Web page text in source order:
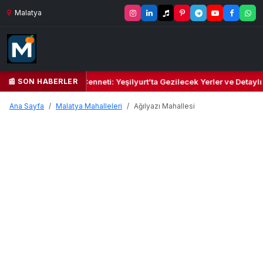
Malatya
📰 SON HABERLER
Yeşil Kalbi ve Kültür Cenneti: Yeşilyurt’ta Gezilecek Yerler ve Detaylı
Ana Sayfa Malatya Mahalleleri Ağılyazı Mahallesi